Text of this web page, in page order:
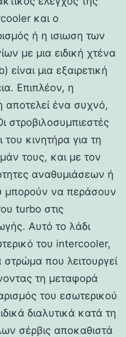
και ο
ή η ισιωση των
με μια ειδική χτένα
μια εξαιρετική
Επιπλέον, η
αποτελεί ένα συχνό,
του κινητήρα για τη
τους, και με τον
αναθυμιάσεων ή
μπορούν να περάσουν
turbo στις
Αυτό το λάδι
του intercooler,
που λειτουργεί
τη μεταφορά
του εσωτερικού
διαλυτικά κατά τη
σέρβις αποκαθιστά